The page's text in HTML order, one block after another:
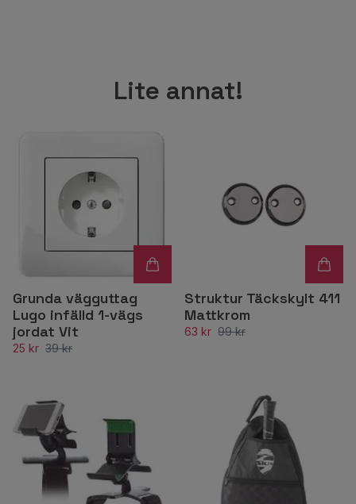
Lite annat!
Grunda vägguttag
Lugo infälld 1-vägs
jordat Vit
25 kr 39 kr
Struktur Täckskylt 411
Mattkrom
63 kr 99 kr